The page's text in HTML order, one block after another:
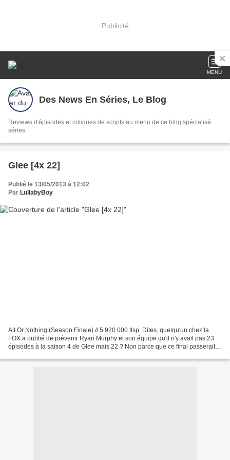
Publicité
MENU
Des News En Séries, Le Blog
Reviews d'épisodes et critiques de scripts au menu de ce blog spécialisé
séries.
Glee [4x 22]
Publié le 13/05/2013 à 12:02
Par LullabyBoy
All Or Nothing (Season Finale) // 5 920 000 tlsp. Dites, quelqu'un chez la
FOX a oublié de prévenir Ryan Murphy et son équipe qu'il n'y avait pas 23
épisodes à la saison 4 de Glee mais 22 ? Non parce que ce final passerait